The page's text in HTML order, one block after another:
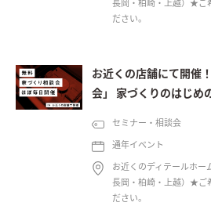
長岡・柏崎・上越）★ご
ださい。
お近くの店舗にて開催
会」 家づくりのはじめ
セミナー・相談会
通年イベント
お近くのディテールホー
長岡・柏崎・上越）★ご
ださい。